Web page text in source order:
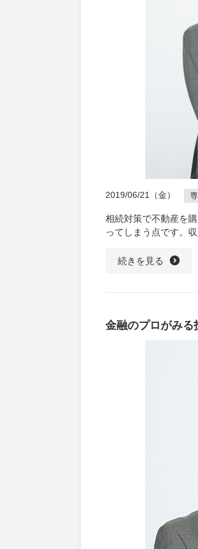
2019/06/21（金）
相続対策で不動産を
ってしまう点です。
続きを見る
金融のプロがみる